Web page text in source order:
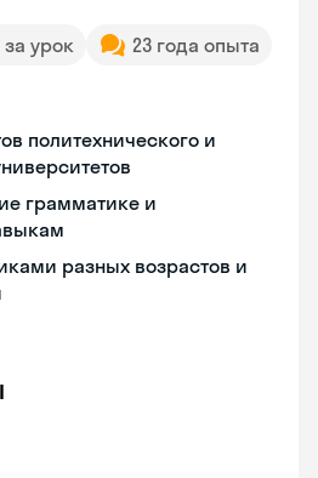
за урок
23 года опыта
политехнического и
грамматике и
разных возрастов и